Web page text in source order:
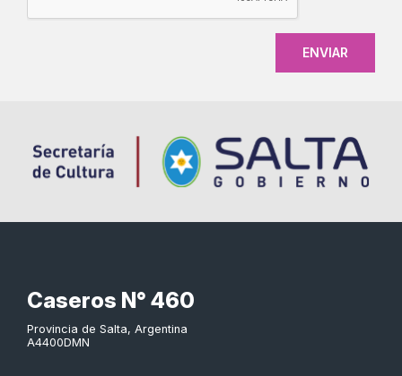
Caseros N° 460
Provincia de Salta, Argentina
A4400DMN